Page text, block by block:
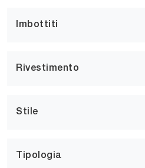
Imbottiti
Rivestimento
Stile
Tipologia